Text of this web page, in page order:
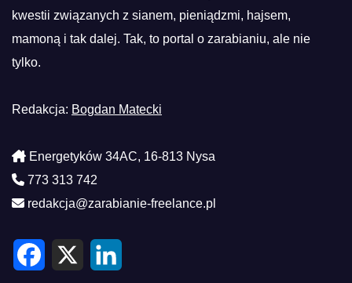
kwestii związanych z sianem, pieniądzmi, hajsem,
mamoną i tak dalej. Tak, to portal o zarabianiu, ale nie
tylko.
Redakcja: Bogdan Matecki
Energetyków 34AC, 16-813 Nysa
773 313 742
redakcja@zarabianie-freelance.pl
F
X